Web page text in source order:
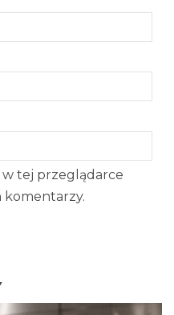
tej przeglądarce
komentarzy.